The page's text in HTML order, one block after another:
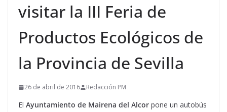
visitar la III Feria de
Productos Ecológicos de
la Provincia de Sevilla
26 de abril de 2016 Redacción PM
El Ayuntamiento de Mairena del Alcor pone un autobús